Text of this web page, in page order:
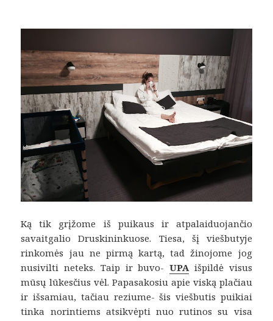
Ką tik grįžome iš puikaus ir atpalaiduojančio
savaitgalio Druskininkuose. Tiesa, šį viešbutyje
rinkomės jau ne pirmą kartą, tad žinojome jog
nusivilti neteks. Taip ir buvo-UPA išpildė visus
mūsų lūkesčius vėl. Papasakosiu apie viską plačiau
ir išsamiau, tačiau reziume- šis viešbutis puikiai
tinka norintiems atsikvėpti nuo rutinos su visa